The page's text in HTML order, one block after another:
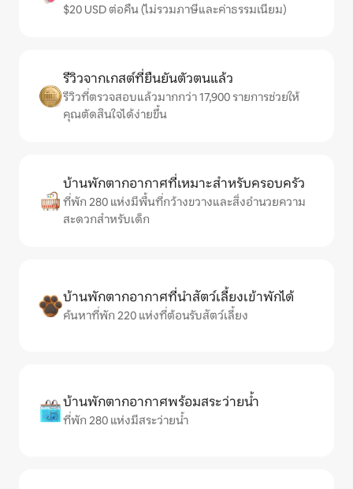
$20 USD ต่อคืน (ไม่รวมภาษีและค่าธรรมเนียม)
รีวิวจากเกสต์ที่ยืนยันตัวตนแล้ว
รีวิวที่ตรวจสอบแล้วมากกว่า 17,900 รายการช่วยให้
คุณตัดสินใจได้ง่ายขึ้น
บ้านพักตากอากาศที่เหมาะสำหรับครอบครัว
ที่พัก 280 แห่งมีพื้นที่กว้างขวางและสิ่งอำนวยความ
สะดวกสำหรับเด็ก
บ้านพักตากอากาศที่นำสัตว์เลี้ยงเข้าพักได้
ค้นหาที่พัก 220 แห่งที่ต้อนรับสัตว์เลี้ยง
บ้านพักตากอากาศพร้อมสระว่ายน้ำ
ที่พัก 280 แห่งมีสระว่ายน้ำ